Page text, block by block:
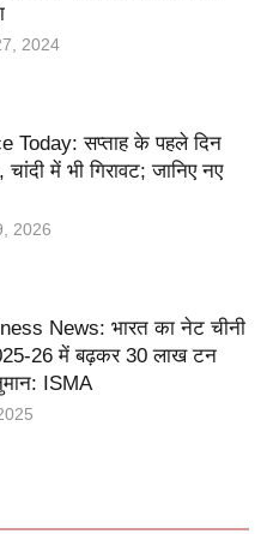
2024
Today: सप्ताह के पहले दिन
चांदी में भी गिरावट; जानिए नए
2026
News: भारत का नेट चीनी
26 में बढ़कर 30 लाख टन
ISMA